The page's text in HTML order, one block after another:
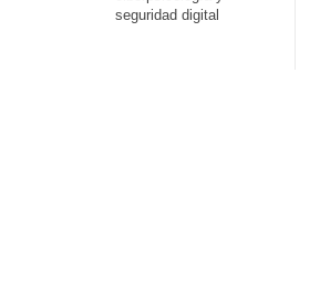
seguridad digital